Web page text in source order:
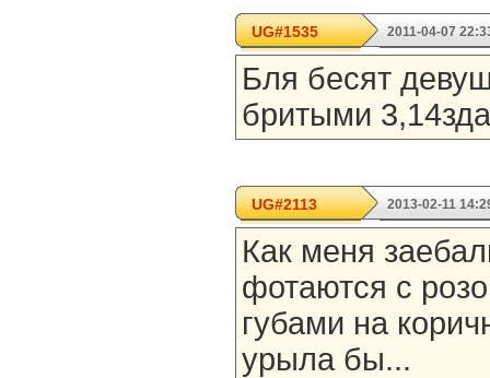
UG#1535 2011-04-07
Бля бесят
бритыми
UG#2113 2013-02-11
Как меня
фотаются с
губами на
урыла бы...